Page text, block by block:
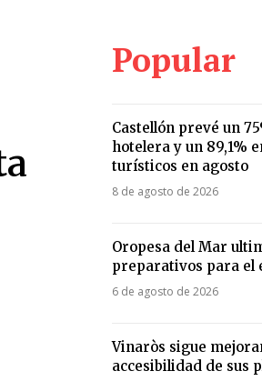
Popular
Castellón prevé un
hotelera y un 89,1%
turísticos en agosto
8 de agosto de 2026
Oropesa del Mar
preparativos para el
6 de agosto de 2026
Vinaròs sigue
accesibilidad de sus